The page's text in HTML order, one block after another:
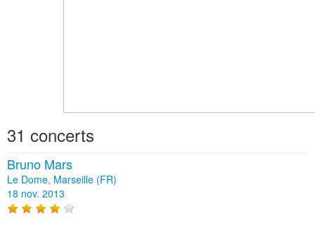
31 concerts
Bruno Mars
Le Dome, Marseille (FR)
18 nov. 2013